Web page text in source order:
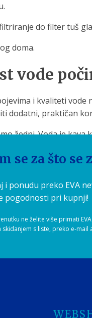
do filter tuš
doma.
vode
i kvaliteti
dodatni, praktičan
žedni. Voda je
zdrave navike
vodom.
se za što se
i ponudu preko EVA
pogodnosti pri kupnji!
ne želite više primati
s liste, preko e-mail